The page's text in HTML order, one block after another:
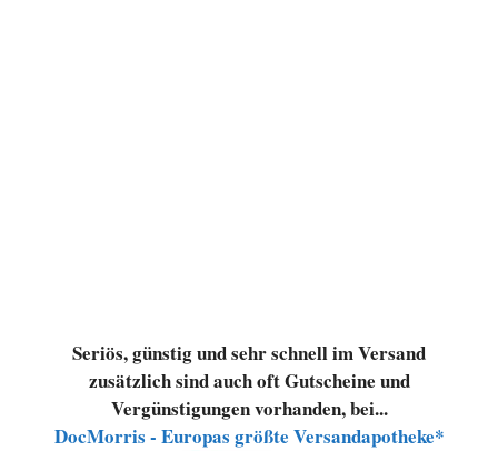
Seriös, günstig und sehr schnell im Versand
zusätzlich sind auch oft Gutscheine und
Vergünstigungen vorhanden, bei...
DocMorris - Europas größte Versandapotheke*